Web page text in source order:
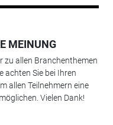
MEINUNG
zu allen Branchenthemen
achten Sie bei Ihren
allen Teilnehmern eine
Vielen Dank!